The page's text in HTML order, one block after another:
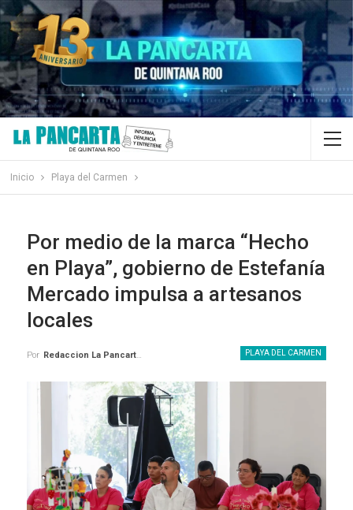
Inicio Playa del Carmen
Por medio de la marca “Hecho
en Playa”, gobierno de Estefanía
Mercado impulsa a artesanos
locales
PLAYA DEL CARMEN
Por Redaccion La Pancarta De Quintana Roo